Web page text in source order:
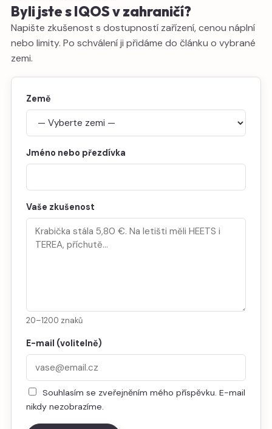
Byli jste s IQOS v zahraničí?
Napište zkušenost s dostupností zařízení, cenou náplní
nebo limity. Po schválení ji přidáme do článku o vybrané
zemi.
Země
Jméno nebo přezdívka
Vaše zkušenost
20–1200 znaků
E-mail (volitelně)
Souhlasím se zveřejněním mého příspěvku. E-mail
nikdy nezobrazíme.